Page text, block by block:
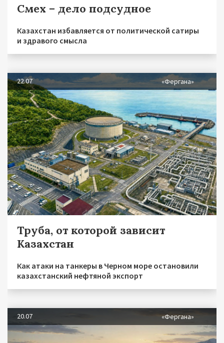
Смех – дело подсудное
Казахстан избавляется от политической сатиры
и здравого смысла
22.07 «Фергана»
Труба, от которой зависит
Казахстан
Как атаки на танкеры в Черном море остановили
казахстанский нефтяной экспорт
20.07 «Фергана»